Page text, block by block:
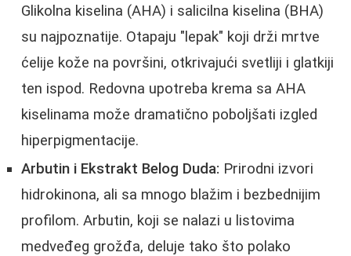
Glikolna kiselina (AHA) i salicilna kiselina (BHA)
su najpoznatije. Otapaju "lepak" koji drži mrtve
ćelije kože na površini, otkrivajući svetliji i glatkiji
ten ispod. Redovna upotreba krema sa AHA
kiselinama može dramatično poboljšati izgled
hiperpigmentacije.
Arbutin i Ekstrakt Belog Duda: Prirodni izvori
hidrokinona, ali sa mnogo blažim i bezbednijim
profilom. Arbutin, koji se nalazi u listovima
medveđeg grožđa, deluje tako što polako